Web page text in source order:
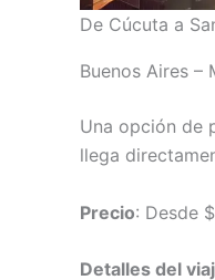
De Cúcuta a
Buenos Aires –
Una opción de
llega
Precio: Desde
Detalles del